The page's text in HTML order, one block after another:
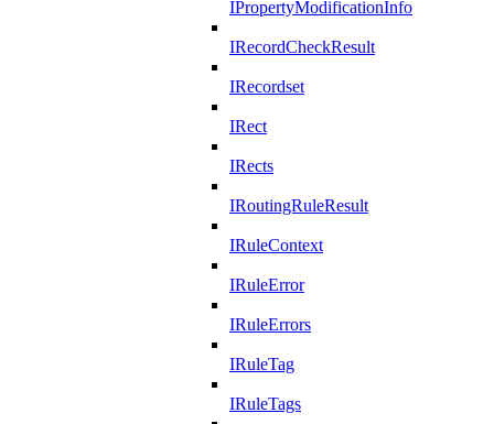
IPropertyModificationInfo
IRecordCheckResult
IRecordset
IRect
IRects
IRoutingRuleResult
IRuleContext
IRuleError
IRuleErrors
IRuleTag
IRuleTags